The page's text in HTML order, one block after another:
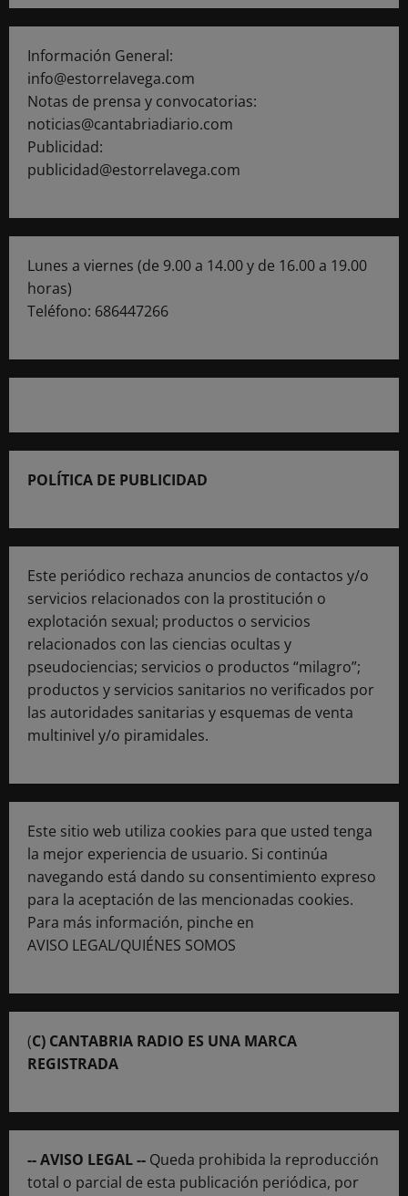
Información General:
info@estorrelavega.com
Notas de prensa y convocatorias:
noticias@cantabriadiario.com
Publicidad:
publicidad@estorrelavega.com
Lunes a viernes (de 9.00 a 14.00 y de 16.00 a 19.00
horas)
Teléfono: 686447266
POLÍTICA DE PUBLICIDAD
Este periódico rechaza anuncios de contactos y/o
servicios relacionados con la prostitución o
explotación sexual; productos o servicios
relacionados con las ciencias ocultas y
pseudociencias; servicios o productos “milagro”;
productos y servicios sanitarios no verificados por
las autoridades sanitarias y esquemas de venta
multinivel y/o piramidales.
Este sitio web utiliza cookies para que usted tenga
la mejor experiencia de usuario. Si continúa
navegando está dando su consentimiento expreso
para la aceptación de las mencionadas cookies.
Para más información, pinche en
AVISO LEGAL/QUIÉNES SOMOS
(C) CANTABRIA RADIO ES UNA MARCA
REGISTRADA
-- AVISO LEGAL -- Queda prohibida la reproducción
total o parcial de esta publicación periódica, por